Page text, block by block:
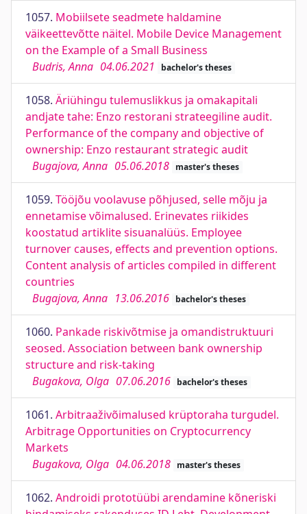
1057. Mobiilsete seadmete haldamine
väikeettevõtte näitel. Mobile Device Management
on the Example of a Small Business
Budris, Anna 04.06.2021 bachelor's theses
1058. Äriühingu tulemuslikkus ja omakapitali
andjate tahe: Enzo restorani strateegiline audit.
Performance of the company and objective of
ownership: Enzo restaurant strategic audit
Bugajova, Anna 05.06.2018 master's theses
1059. Tööjõu voolavuse põhjused, selle mõju ja
ennetamise võimalused. Erinevates riikides
koostatud artiklite sisuanalüüs. Employee
turnover causes, effects and prevention options.
Content analysis of articles compiled in different
countries
Bugajova, Anna 13.06.2016 bachelor's theses
1060. Pankade riskivõtmise ja omandistruktuuri
seosed. Association between bank ownership
structure and risk-taking
Bugakova, Olga 07.06.2016 bachelor's theses
1061. Arbitraaživõimalused krüptoraha turgudel.
Arbitrage Opportunities on Cryptocurrency
Markets
Bugakova, Olga 04.06.2018 master's theses
1062. Androidi prototüübi arendamine kõneriski